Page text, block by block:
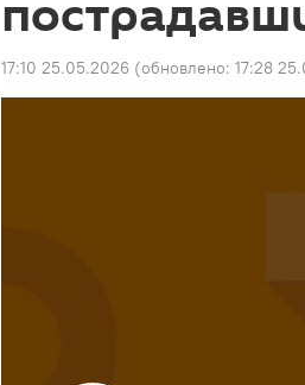
17:10 25.05.2026 (обновлено: 17:28